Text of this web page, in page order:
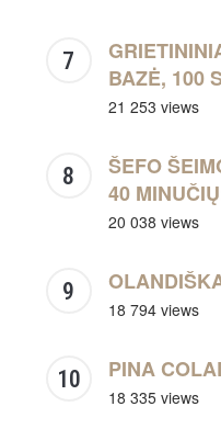
BAZĖ, 100
21 253 views
ŠEFO
40
20 038 views
18 794 views
PINA
18 335 views